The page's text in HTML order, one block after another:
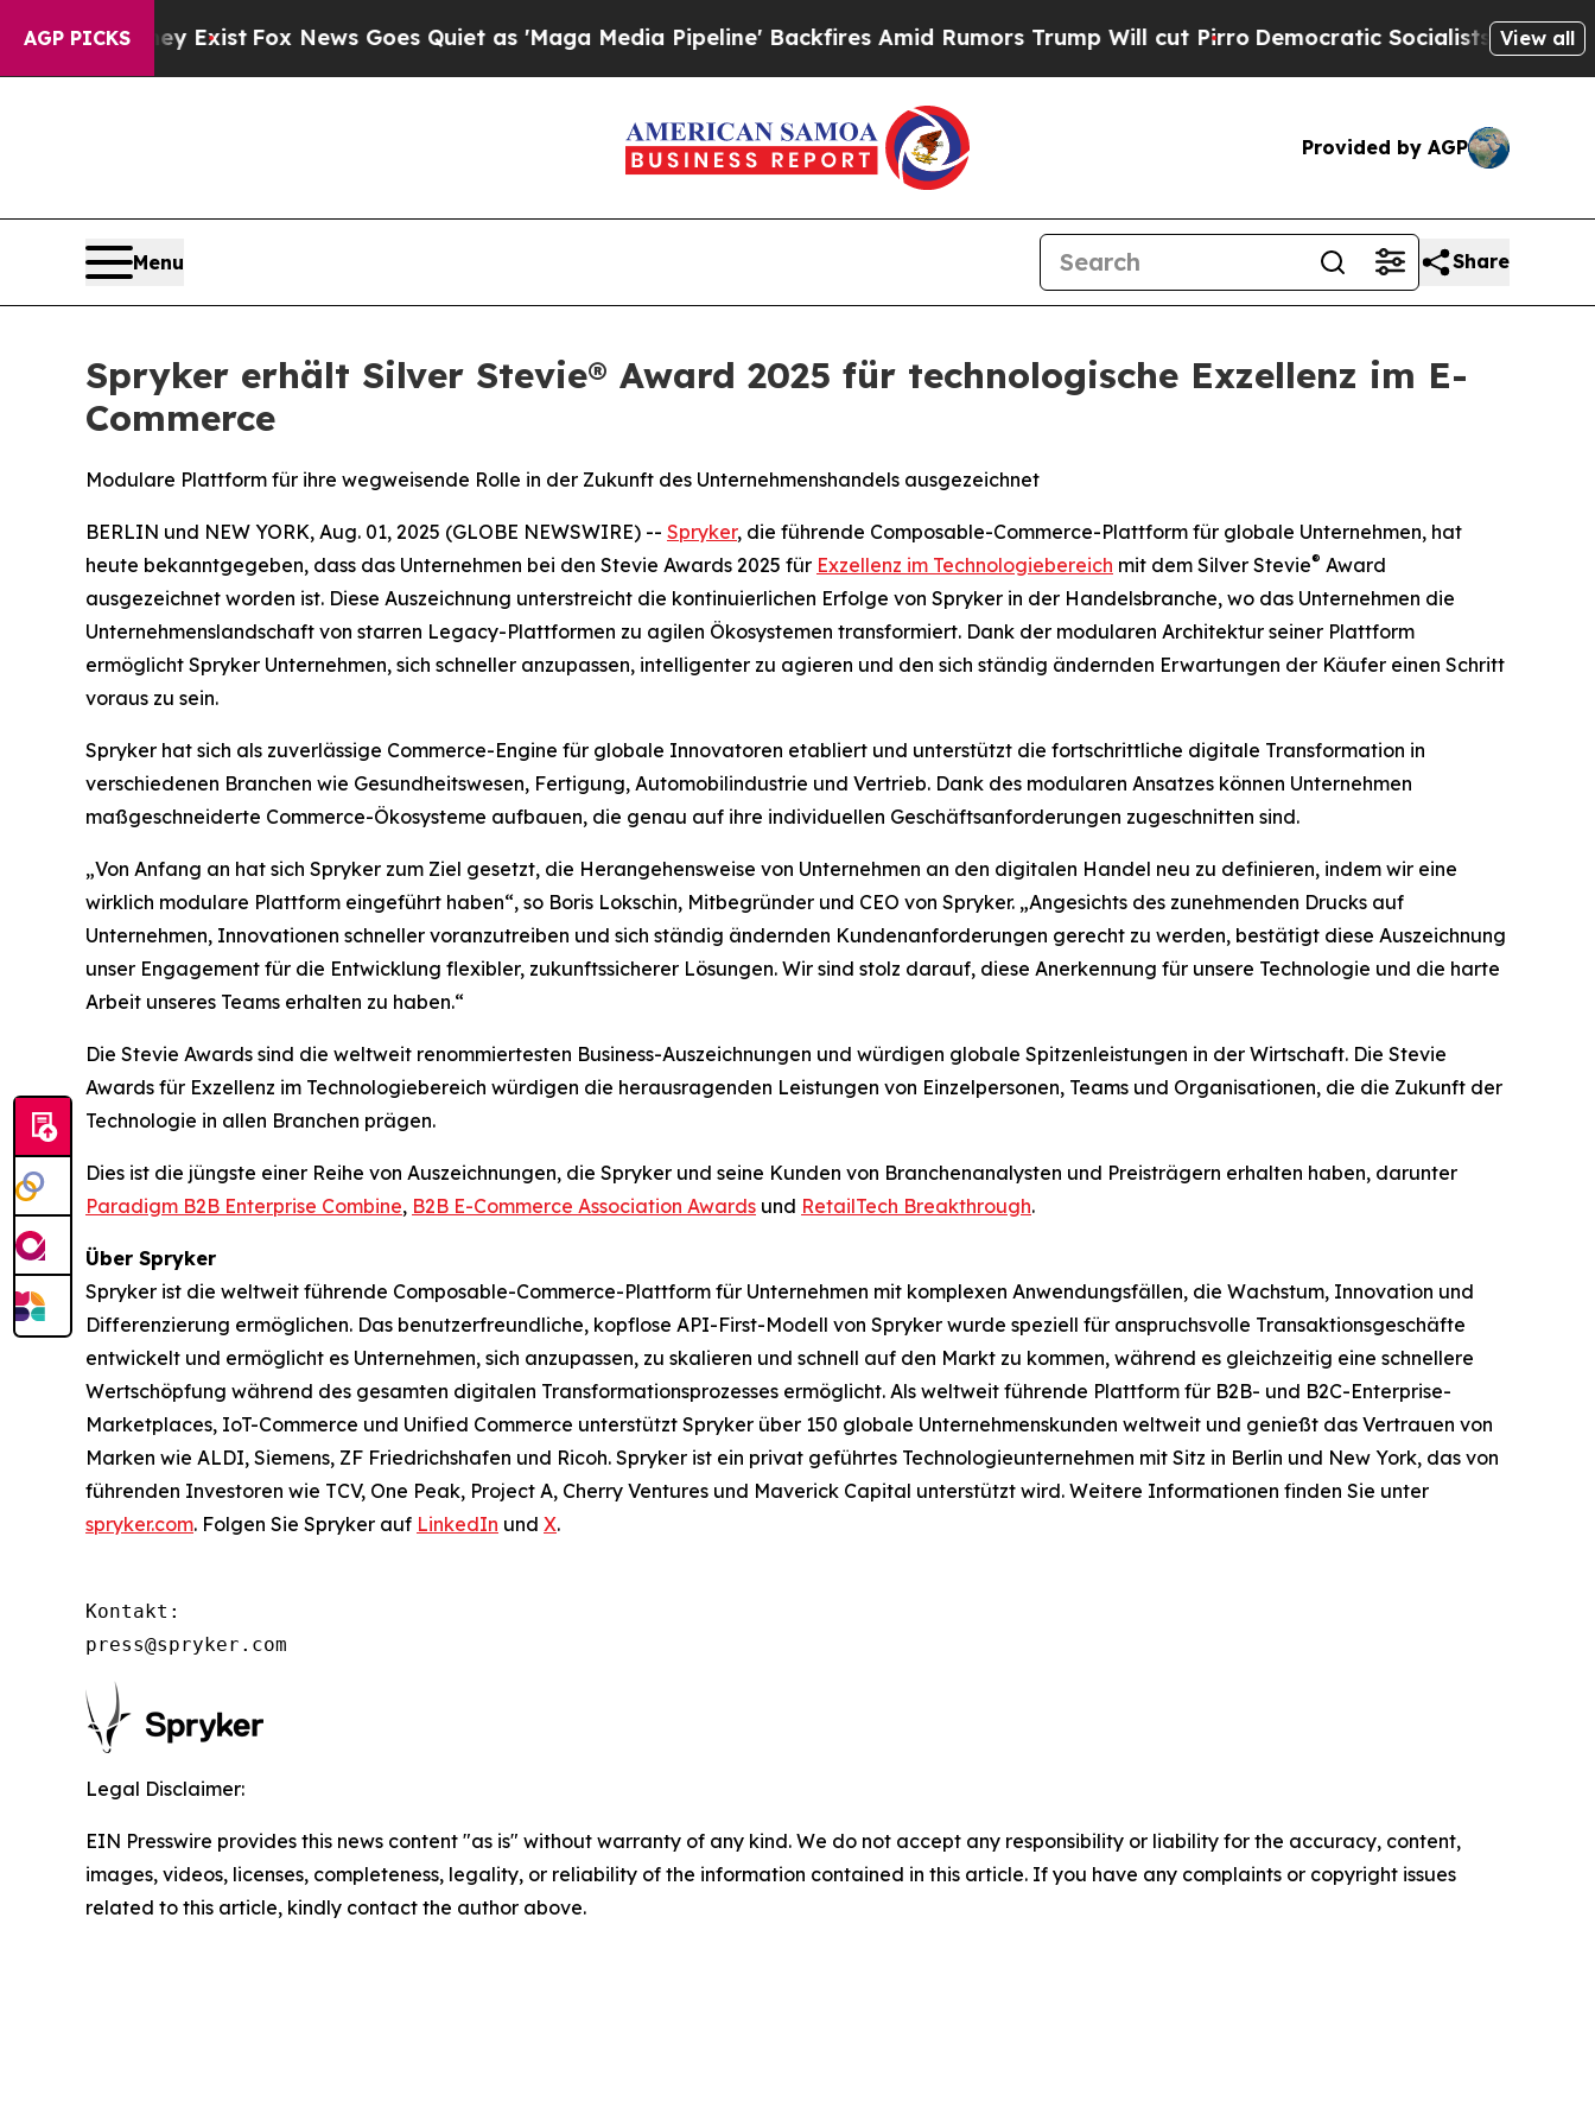
AGP PICKS
They ExistFox News Goes Quiet as 'Maga Media Pipeline' Backfires Amid Rumors Trump Will cut PirroDemocratic Socialists of AmericaView all
Provided by AGP
Menu Share
Spryker erhält Silver Stevie® Award 2025 für technologische Exzellenz im E-
Commerce
Modulare Plattform für ihre wegweisende Rolle in der Zukunft des Unternehmenshandels ausgezeichnet
BERLIN und NEW YORK, Aug. 01, 2025 (GLOBE NEWSWIRE) -- Spryker, die führende Composable-Commerce-Plattform für globale Unternehmen, hat
heute bekanntgegeben, dass das Unternehmen bei den Stevie Awards 2025 für Exzellenz im Technologiebereich mit dem Silver Stevie® Award
ausgezeichnet worden ist. Diese Auszeichnung unterstreicht die kontinuierlichen Erfolge von Spryker in der Handelsbranche, wo das Unternehmen die
Unternehmenslandschaft von starren Legacy-Plattformen zu agilen Ökosystemen transformiert. Dank der modularen Architektur seiner Plattform
ermöglicht Spryker Unternehmen, sich schneller anzupassen, intelligenter zu agieren und den sich ständig ändernden Erwartungen der Käufer einen Schritt
voraus zu sein.
Spryker hat sich als zuverlässige Commerce-Engine für globale Innovatoren etabliert und unterstützt die fortschrittliche digitale Transformation in
verschiedenen Branchen wie Gesundheitswesen, Fertigung, Automobilindustrie und Vertrieb. Dank des modularen Ansatzes können Unternehmen
maßgeschneiderte Commerce-Ökosysteme aufbauen, die genau auf ihre individuellen Geschäftsanforderungen zugeschnitten sind.
„Von Anfang an hat sich Spryker zum Ziel gesetzt, die Herangehensweise von Unternehmen an den digitalen Handel neu zu definieren, indem wir eine
wirklich modulare Plattform eingeführt haben“, so Boris Lokschin, Mitbegründer und CEO von Spryker. „Angesichts des zunehmenden Drucks auf
Unternehmen, Innovationen schneller voranzutreiben und sich ständig ändernden Kundenanforderungen gerecht zu werden, bestätigt diese Auszeichnung
unser Engagement für die Entwicklung flexibler, zukunftssicherer Lösungen. Wir sind stolz darauf, diese Anerkennung für unsere Technologie und die harte
Arbeit unseres Teams erhalten zu haben.“
Die Stevie Awards sind die weltweit renommiertesten Business-Auszeichnungen und würdigen globale Spitzenleistungen in der Wirtschaft. Die Stevie
Awards für Exzellenz im Technologiebereich würdigen die herausragenden Leistungen von Einzelpersonen, Teams und Organisationen, die die Zukunft der
Technologie in allen Branchen prägen.
Dies ist die jüngste einer Reihe von Auszeichnungen, die Spryker und seine Kunden von Branchenanalysten und Preisträgern erhalten haben, darunter
Paradigm B2B Enterprise Combine, B2B E-Commerce Association Awards und RetailTech Breakthrough.
Über Spryker
Spryker ist die weltweit führende Composable-Commerce-Plattform für Unternehmen mit komplexen Anwendungsfällen, die Wachstum, Innovation und
Differenzierung ermöglichen. Das benutzerfreundliche, kopflose API-First-Modell von Spryker wurde speziell für anspruchsvolle Transaktionsgeschäfte
entwickelt und ermöglicht es Unternehmen, sich anzupassen, zu skalieren und schnell auf den Markt zu kommen, während es gleichzeitig eine schnellere
Wertschöpfung während des gesamten digitalen Transformationsprozesses ermöglicht. Als weltweit führende Plattform für B2B- und B2C-Enterprise-
Marketplaces, IoT-Commerce und Unified Commerce unterstützt Spryker über 150 globale Unternehmenskunden weltweit und genießt das Vertrauen von
Marken wie ALDI, Siemens, ZF Friedrichshafen und Ricoh. Spryker ist ein privat geführtes Technologieunternehmen mit Sitz in Berlin und New York, das von
führenden Investoren wie TCV, One Peak, Project A, Cherry Ventures und Maverick Capital unterstützt wird. Weitere Informationen finden Sie unter
spryker.com. Folgen Sie Spryker auf LinkedIn und X.
Kontakt:
press@spryker.com
Legal Disclaimer:
EIN Presswire provides this news content "as is" without warranty of any kind. We do not accept any responsibility or liability for the accuracy, content,
images, videos, licenses, completeness, legality, or reliability of the information contained in this article. If you have any complaints or copyright issues
related to this article, kindly contact the author above.